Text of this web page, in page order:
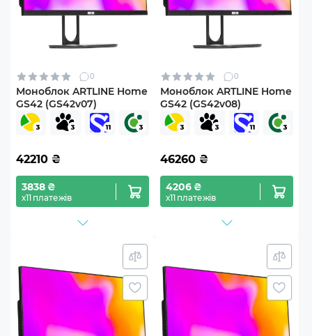
0
Моноблок ARTLINE Home
GS42 (GS42v07)
42210 ₴
3838 ₴
х11 платежів
0
Моноблок ARTLINE Home
GS42 (GS42v08)
46260 ₴
4206 ₴
х11 платежів